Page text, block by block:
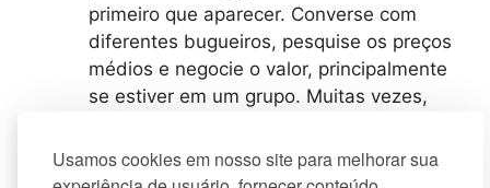
Usamos cookies em nosso site para melhorar sua
primeiro que aparecer. Converse com
diferentes bugueiros, pesquise os preços
médios e negocie o valor, principalmente
se estiver em um grupo. Muitas vezes,
para diferentes dias pode garantir um
bom desconto.